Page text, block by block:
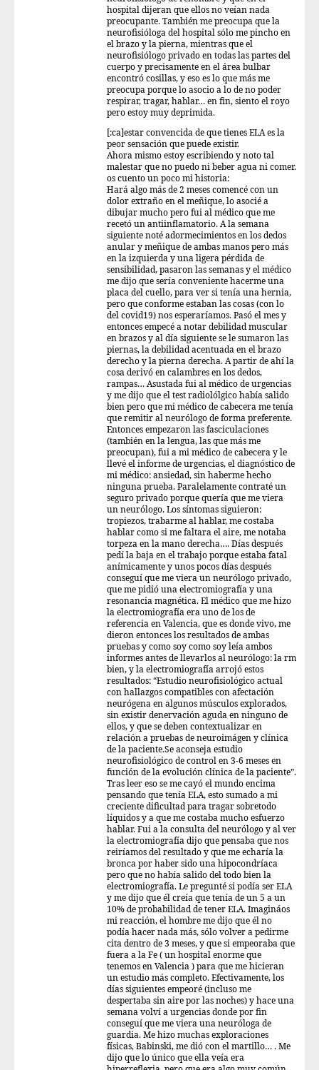
hospital dijeran que ellos no veían nada
preocupante. También me preocupa que la
neurofisióloga del hospital sólo me pincho en
el brazo y la pierna, mientras que el
neurofisiólogo privado en todas las partes del
cuerpo y precisamente en el área bulbar
encontró cosillas, y eso es lo que más me
preocupa porque lo asocio a lo de no poder
respirar, tragar, hablar… en fin, siento el royo
pero estoy muy deprimida.
[:ca]estar convencida de que tienes ELA es la
peor sensación que puede existir.
Ahora mismo estoy escribiendo y noto tal
malestar que no puedo ni beber agua ni comer.
os cuento un poco mi historia:
Hará algo más de 2 meses comencé con un
dolor extraño en el meñique, lo asocié a
dibujar mucho pero fui al médico que me
recetó un antiinflamatorio. A la semana
siguiente noté adormecimientos en los dedos
anular y meñique de ambas manos pero más
en la izquierda y una ligera pérdida de
sensibilidad, pasaron las semanas y el médico
me dijo que sería conveniente hacerme una
placa del cuello, para ver si tenía una hernia,
pero que conforme estaban las cosas (con lo
del covid19) nos esperaríamos. Pasó el mes y
entonces empecé a notar debilidad muscular
en brazos y al día siguiente se le sumaron las
piernas, la debilidad acentuada en el brazo
derecho y la pierna derecha. A partir de ahí la
cosa derivó en calambres en los dedos,
rampas… Asustada fui al médico de urgencias
y me dijo que el test radiolólgico había salido
bien pero que mi médico de cabecera me tenía
que remitir al neurólogo de forma preferente.
Entonces empezaron las fasciculaciones
(también en la lengua, las que más me
preocupan), fui a mi médico de cabecera y le
llevé el informe de urgencias, el diagnóstico de
mi médico: ansiedad, sin haberme hecho
ninguna prueba. Paralelamente contraté un
seguro privado porque quería que me viera
un neurólogo. Los síntomas siguieron:
tropiezos, trabarme al hablar, me costaba
hablar como si me faltara el aire, me notaba
torpeza en la mano derecha…. Días después
pedí la baja en el trabajo porque estaba fatal
anímicamente y unos pocos días después
conseguí que me viera un neurólogo privado,
que me pidió una electromiografía y una
resonancia magnética. El médico que me hizo
la electromiografía era uno de los de
referencia en Valencia, que es donde vivo, me
dieron entonces los resultados de ambas
pruebas y como soy como soy leía ambos
informes antes de llevarlos al neurólogo: la rm
bien, y la electromiografía arrojó estos
resultados: “Estudio neurofisiológico actual
con hallazgos compatibles con afectación
neurógena en algunos músculos explorados,
sin existir denervación aguda en ninguno de
ellos, y que se deben contextualizar en
relación a pruebas de neuroimágen y clínica
de la paciente.Se aconseja estudio
neurofisiológico de control en 3-6 meses en
función de la evolución clínica de la paciente”.
Tras leer eso se me cayó el mundo encima
pensando que tenía ELA, esto sumado a mi
creciente dificultad para tragar sobretodo
líquidos y a que me costaba mucho esfuerzo
hablar. Fui a la consulta del neurólogo y al ver
la electromiografía dijo que pensaba que nos
reiríamos del resultado y que me echaría la
bronca por haber sido una hipocondríaca
pero que no había salido del todo bien la
electromiografía. Le pregunté si podía ser ELA
y me dijo que él creía que tenía de un 5 a un
10% de probabilidad de tener ELA. Imagináos
mi reacción, el hombre me dijo que él no
podía hacer nada más, sólo volver a pedirme
cita dentro de 3 meses, y que si empeoraba que
fuera a la Fe ( un hospital enorme que
tenemos en Valencia ) para que me hicieran
un estudio más completo. Efectivamente, los
días siguientes empeoré (incluso me
despertaba sin aire por las noches) y hace una
semana volví a urgencias donde por fin
conseguí que me viera una neuróloga de
guardia. Me hizo muchas exploraciones
físicas, Babinski, me dió con el martillo… . Me
dijo que lo único que ella veía era